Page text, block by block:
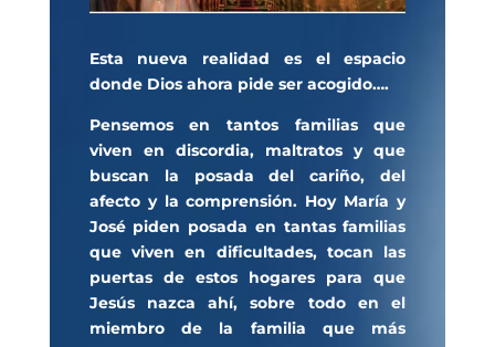
Esta nueva realidad es el espacio
donde Dios ahora pide ser acogido….
Pensemos en tantos familias que
viven en discordia, maltratos y que
buscan la posada del cariño, del
afecto y la comprensión. Hoy María y
José piden posada en tantas familias
que viven en dificultades, tocan las
puertas de estos hogares para que
Jesús nazca ahí, sobre todo en el
miembro de la familia que más